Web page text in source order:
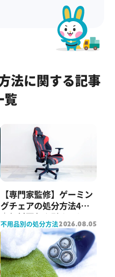
法に関する記事
覧
【専門家監修】ゲーミン
グチェアの処分方法4選
｜無料回収や引き取りに
ついて詳しく解説
不用品別の処分方法2026.08.05